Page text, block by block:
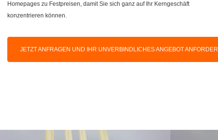
Homepages zu Festpreisen, damit Sie sich ganz auf Ihr Kerngeschäft
konzentrieren können.
JETZT ANFRAGEN UND IHR UNVERBINDLICHES ANGEBOT